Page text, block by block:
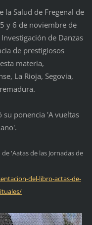
la Salud de Fregenal de
y 6 de noviembre de
de Danzas
de prestigiosos
materia,
La Rioja, Segovia,
su ponencia 'A vueltas
'Aatas de las Jornadas de
del-libro-actas-de-